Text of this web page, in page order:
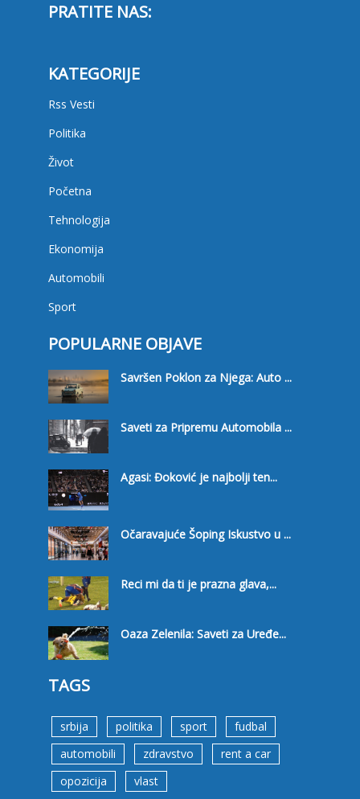
PRATITE NAS:
KATEGORIJE
Rss Vesti
Politika
Život
Početna
Tehnologija
Ekonomija
Automobili
Sport
POPULARNE OBJAVE
Savršen Poklon za Njega: Auto ...
Saveti za Pripremu Automobila ...
Agasi: Đoković je najbolji ten...
Očaravajuće Šoping Iskustvo u ...
Reci mi da ti je prazna glava,...
Oaza Zelenila: Saveti za Uređe...
TAGS
srbija politika sport
fudbal
automobili
zdravstvo
rent a car
opozicija
vlast